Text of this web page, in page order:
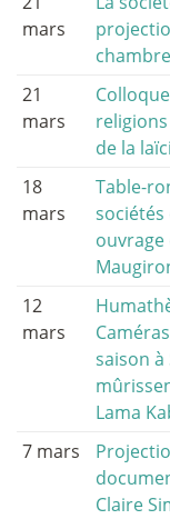
mars
21
mars
religions
de la
18
mars
Table-
ouvrage
12
mars
saison à
Lama
7 mars
Claire